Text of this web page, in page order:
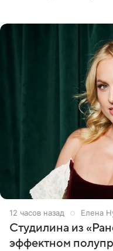
12 часов назад Елена
Студилина из
эффектном